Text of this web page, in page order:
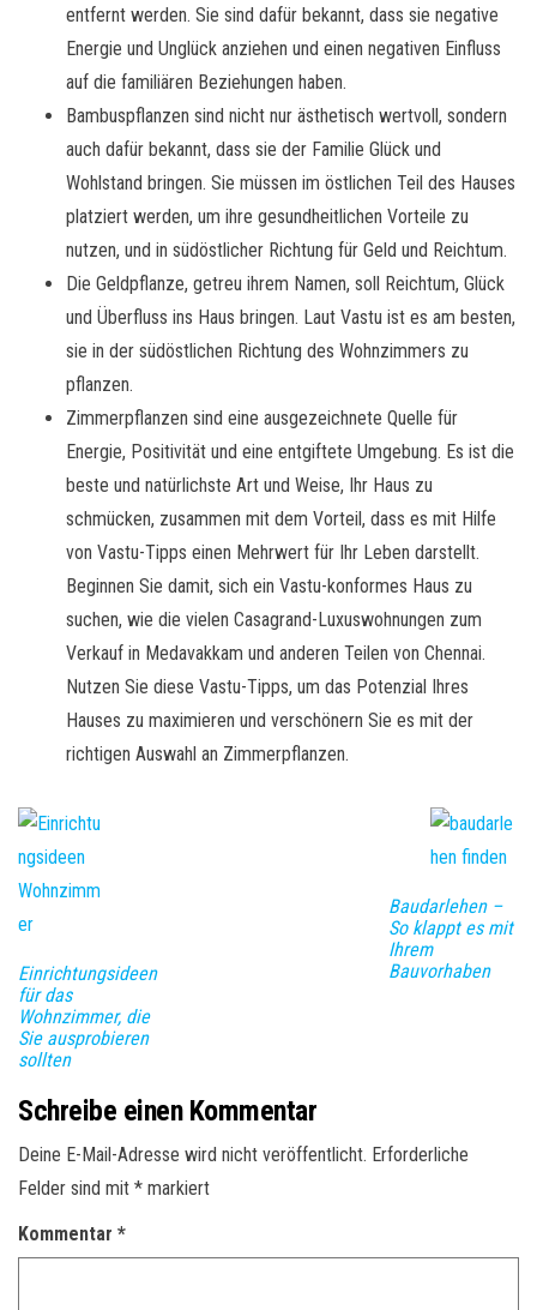
entfernt werden. Sie sind dafür bekannt, dass sie negative
Energie und Unglück anziehen und einen negativen Einfluss
auf die familiären Beziehungen haben.
Bambuspflanzen sind nicht nur ästhetisch wertvoll, sondern
auch dafür bekannt, dass sie der Familie Glück und
Wohlstand bringen. Sie müssen im östlichen Teil des Hauses
platziert werden, um ihre gesundheitlichen Vorteile zu
nutzen, und in südöstlicher Richtung für Geld und Reichtum.
Die Geldpflanze, getreu ihrem Namen, soll Reichtum, Glück
und Überfluss ins Haus bringen. Laut Vastu ist es am besten,
sie in der südöstlichen Richtung des Wohnzimmers zu
pflanzen.
Zimmerpflanzen sind eine ausgezeichnete Quelle für
Energie, Positivität und eine entgiftete Umgebung. Es ist die
beste und natürlichste Art und Weise, Ihr Haus zu
schmücken, zusammen mit dem Vorteil, dass es mit Hilfe
von Vastu-Tipps einen Mehrwert für Ihr Leben darstellt.
Beginnen Sie damit, sich ein Vastu-konformes Haus zu
suchen, wie die vielen Casagrand-Luxuswohnungen zum
Verkauf in Medavakkam und anderen Teilen von Chennai.
Nutzen Sie diese Vastu-Tipps, um das Potenzial Ihres
Hauses zu maximieren und verschönern Sie es mit der
richtigen Auswahl an Zimmerpflanzen.
Einrichtungsideen
für das
Wohnzimmer, die
Sie ausprobieren
sollten
Baudarlehen –
So klappt es mit
Ihrem
Bauvorhaben
Schreibe einen Kommentar
Deine E-Mail-Adresse wird nicht veröffentlicht. Erforderliche
Felder sind mit * markiert
Kommentar *